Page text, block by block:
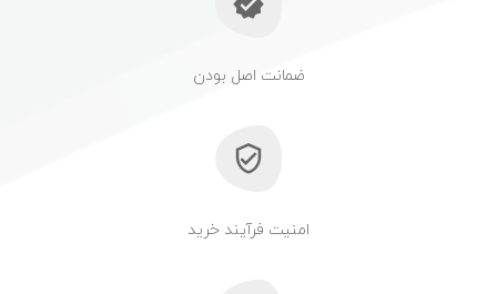
ضمانت اصل بودن
امنیت فرآیند خرید